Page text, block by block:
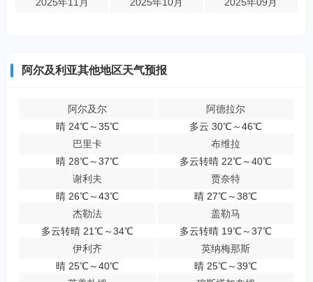
阿尔及利亚其他地区天气预报
阿尔及尔
晴 24℃～35℃
阿德拉尔
多云 30℃～46℃
巴里卡
晴 28℃～37℃
布维拉
多云转晴 22℃～40℃
谢利夫
晴 26℃～43℃
贾奈特
晴 27℃～38℃
杰勒法
多云转晴 21℃～34℃
盖勒马
多云转晴 19℃～37℃
伊利齐
晴 25℃～40℃
英纳梅那斯
晴 25℃～39℃